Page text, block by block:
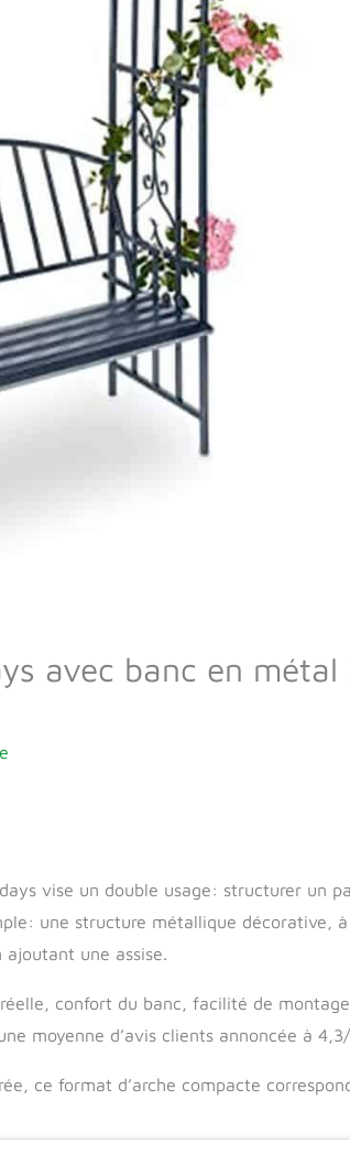
avec banc en
vise un double usage: structurer un
une structure métallique décorative, à
une assise.
confort du banc, facilité de
moyenne d’avis clients annoncée à
ce format d’arche compacte